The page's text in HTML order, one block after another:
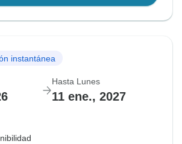
instantánea
Hasta Lunes
11 ene., 2027